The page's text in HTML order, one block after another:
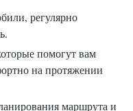
регулярно
помогут вам
на протяжении
маршрута и